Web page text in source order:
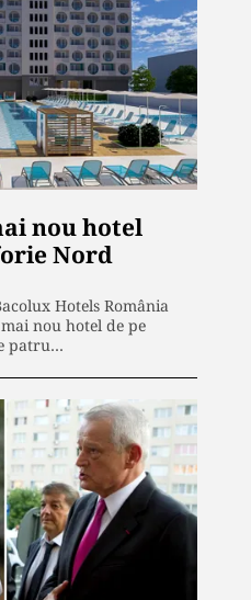
nou hotel
Nord
Hotels România
nou hotel de pe
patru…